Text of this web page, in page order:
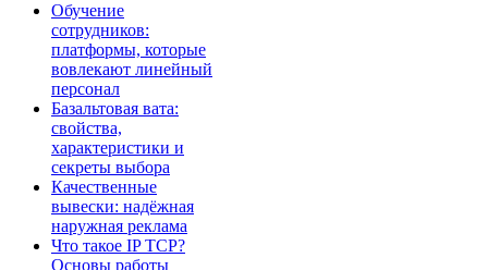
Обучение
сотрудников:
платформы, которые
вовлекают линейный
персонал
Базальтовая вата:
свойства,
характеристики и
секреты выбора
Качественные
вывески: надёжная
наружная реклама
Что такое IP TCP?
Основы работы